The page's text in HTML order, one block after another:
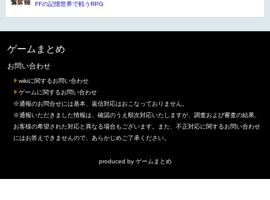
FFの記憶世界で戦うRPG
ゲームまとめ
お問い合わせ
wikiに関するお問い合わせ
ゲームに関するお問い合わせ
※通報のお問合せには基本、返信対応はおこなっておりません。
※通報いただきました情報は、確認のうえ順次対応いたしますが、調査および審査の結果、
お客様の希望された対応と異なる場合もございます。また、不正対応に関するお問い合わせ
にはお答えできませんので、あらかじめご了承ください。
produced by ゲームまとめ